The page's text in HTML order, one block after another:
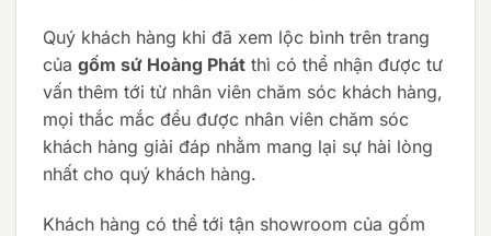
Quý khách hàng khi đã xem lộc bình trên trang
của gốm sứ Hoàng Phát thì có thể nhận được tư
vấn thêm tới từ nhân viên chăm sóc khách hàng,
mọi thắc mắc đều được nhân viên chăm sóc
khách hàng giải đáp nhằm mang lại sự hài lòng
nhất cho quý khách hàng.
Khách hàng có thể tới tận showroom của gốm